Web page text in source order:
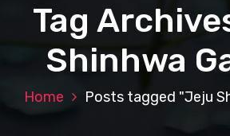
Tag
Shinhwa
Home Posts tagged "Jeju